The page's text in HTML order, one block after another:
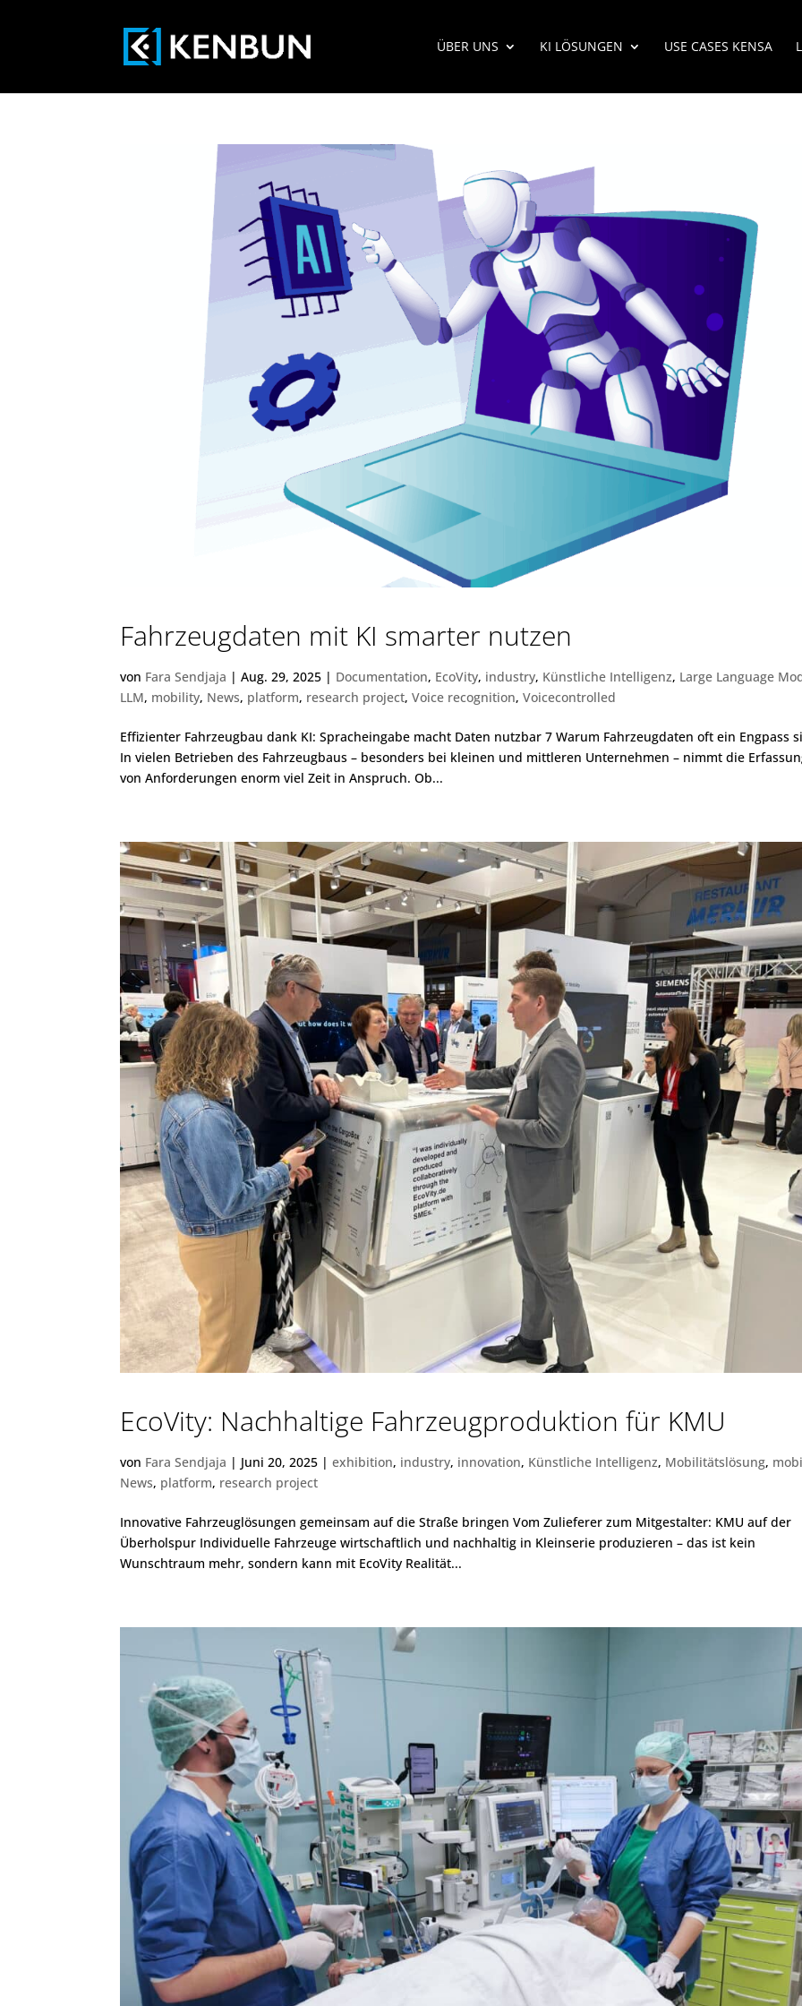
ÜBER UNS KI LÖSUNGEN USE CASES KENSA
Fahrzeugdaten mit KI smarter nutzen
von Fara Sendjaja |Aug. 29, 2025 | Documentation, EcoVity, industry, Künstliche Intelligenz, Large Language
LLM, mobility, News, platform, research project,Voice recognition,Voicecontrolled
Effizienter Fahrzeugbau dank KI: Spracheingabe macht Daten nutzbar 7 Warum Fahrzeugdaten oft ein Engpass
In vielen Betrieben des Fahrzeugbaus – besonders bei kleinen und mittleren Unternehmen – nimmt die
von Anforderungen enorm viel Zeit in Anspruch. Ob...
EcoVity: Nachhaltige Fahrzeugproduktion für KMU
von Fara Sendjaja | Juni 20, 2025 |exhibition, industry, innovation, Künstliche Intelligenz, Mobilitätslösung,
News, platform, research project
Innovative Fahrzeuglösungen gemeinsam auf die Straße bringen Vom Zulieferer zum Mitgestalter: KMU auf der
Überholspur Individuelle Fahrzeuge wirtschaftlich und nachhaltig in Kleinserie produzieren – das ist kein
Wunschtraum mehr, sondern kann mit EcoVity Realität...